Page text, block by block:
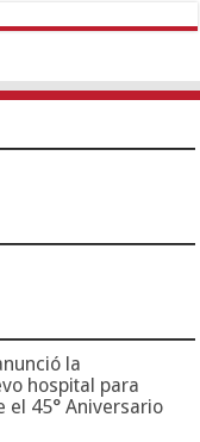
la
hospital para
el 45° Aniversario